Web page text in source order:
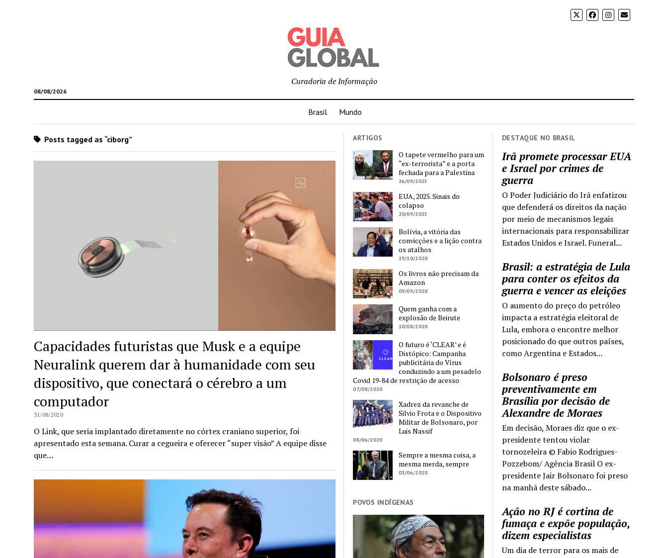
08/08/2026
Curadoria de Informação
Brasil Mundo
DESTAQUE NO BRASIL
Irã promete processar EUA
e Israel por crimes de
guerra
O Poder Judiciário do Irã enfatizou
que defenderá os direitos da nação
por meio de mecanismos legais
internacionais para responsabilizar
Estados Unidos e Israel. Funeral...
Brasil: a estratégia de Lula
para conter os efeitos da
guerra e vencer as eleições
O aumento do preço do petróleo
impacta a estratégia eleitoral de
Lula, embora o encontre melhor
posicionado do que outros países,
como Argentina e Estados...
Bolsonaro é preso
preventivamente em
Brasília por decisão de
Alexandre de Moraes
Em decisão, Moraes diz que o ex-
presidente tentou violar
tornozeleira © Fabio Rodrigues-
Pozzebom/ Agência Brasil O ex-
presidente Jair Bolsonaro foi preso
na manhã deste sábado...
Ação no RJ é cortina de
fumaça e expõe população,
dizem especialistas
Um dia de terror para os mais de
Posts tagged as “ciborg”
Capacidades futuristas que Musk e a equipe
Neuralink querem dar à humanidade com seu
dispositivo, que conectará o cérebro a um
computador
31/08/2020
O Link, que seria implantado diretamente no córtex craniano superior, foi
apresentado esta semana. Curar a cegueira e oferecer “super visão” A equipe disse
que…
ARTIGOS
O tapete vermelho para um
“ex-terrorista” e a porta
fechada para a Palestina
26/09/2025
EUA, 2025. Sinais do
colapso
20/09/2025
Bolívia, a vitória das
convicções e a lição contra
os atalhos
19/10/2020
Os livros não precisam da
Amazon
09/09/2020
Quem ganha com a
explosão de Beirute
10/08/2020
O futuro é ‘CLEAR’ e é
Distópico: Campanha
publicitária do Vírus
conduzindo a um pesadelo
Covid 19-84 de restrição de acesso
07/08/2020
Xadrez da revanche de
Silvio Frota e o Dispositivo
Militar de Bolsonaro, por
Luis Nassif
08/06/2020
Sempre a mesma coisa, a
mesma merda, sempre
03/06/2020
POVOS INDÍGENAS